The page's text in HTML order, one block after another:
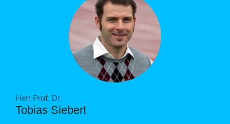
Tobias Siebert
Herr Prof. Dr.